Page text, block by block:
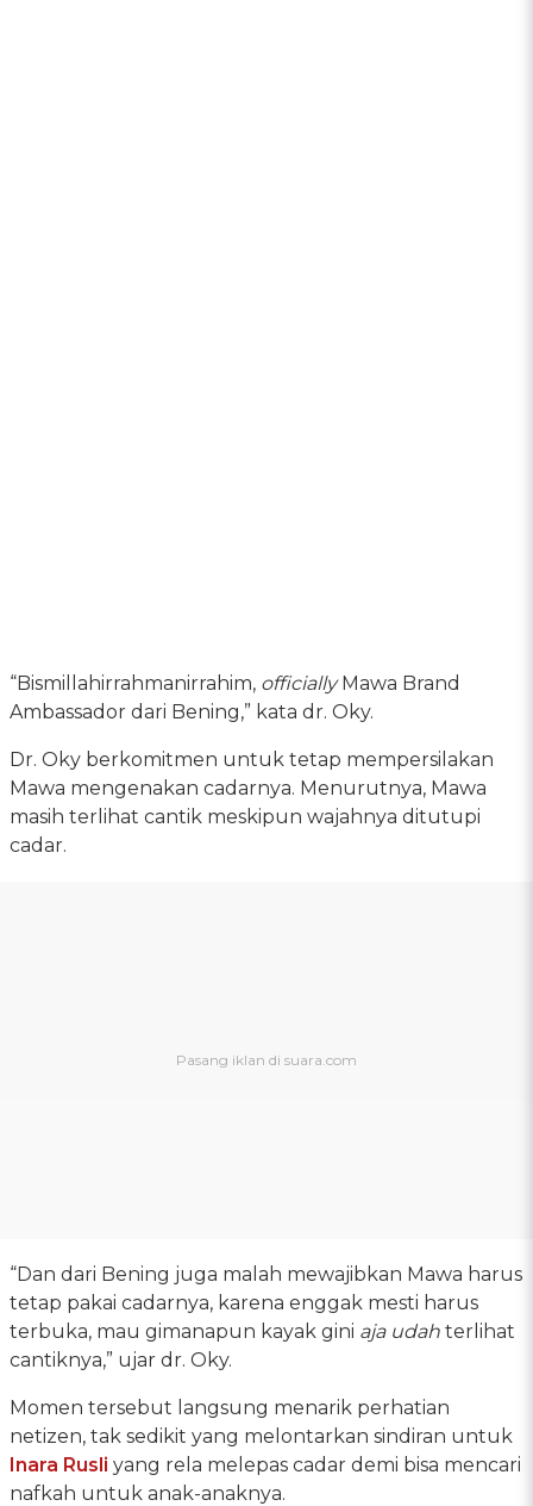
“Bismillahirrahmanirrahim, officiallyMawa Brand
Ambassador dari Bening,” kata dr. Oky.
Dr. Oky berkomitmen untuk tetap mempersilakan
Mawa mengenakan cadarnya. Menurutnya, Mawa
masih terlihat cantik meskipun wajahnya ditutupi
cadar.
“Dan dari Bening juga malah mewajibkan Mawa harus
tetap pakai cadarnya, karena enggak mesti harus
terbuka, mau gimanapun kayak gini aja udah terlihat
cantiknya,” ujar dr. Oky.
Momen tersebut langsung menarik perhatian
netizen, tak sedikit yang melontarkan sindiran untuk
Inara Rusli yang rela melepas cadar demi bisa mencari
nafkah untuk anak-anaknya.